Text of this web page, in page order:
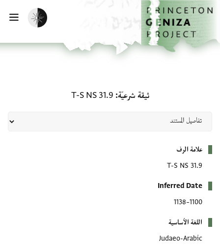
إلى المحتوى الرئيسي
الرئيسية
تفعيل الوضع المظلم
ثيقة شرعيّة T-S NS 31.9
علامة الرف
T-S NS 31.9
Inferred Date
1100–1138
اللغة الأساسية
Judaeo-Arabic